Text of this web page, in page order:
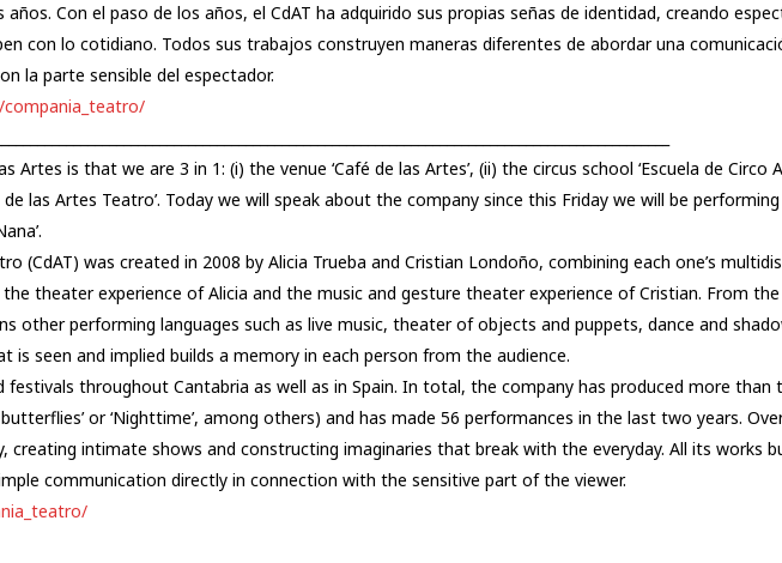
Con el paso de los años, el CdAT ha adquirido sus propias señas de identidad, creando
con lo cotidiano. Todos sus trabajos construyen maneras diferentes de abordar una
la parte sensible del espectador.
is that we are 3 in 1: (i) the venue ‘Café de las Artes’, (ii) the circus school ‘Escuela de Circo
las Artes Teatro’. Today we will speak about the company since this Friday we will be
(CdAT) was created in 2008 by Alicia Trueba and Cristian Londoño, combining each one’s
theater experience of Alicia and the music and gesture theater experience of Cristian. From
other performing languages ​​such as live music, theater of objects and puppets, dance and
is seen and implied builds a memory in each person from the audience.
festivals throughout Cantabria as well as in Spain. In total, the company has produced more than
butterflies’ or ‘Nighttime’, among others) and has made 56 performances in the last two years.
creating intimate shows and constructing imaginaries that break with the everyday. All its works
communication directly in connection with the sensitive part of the viewer.